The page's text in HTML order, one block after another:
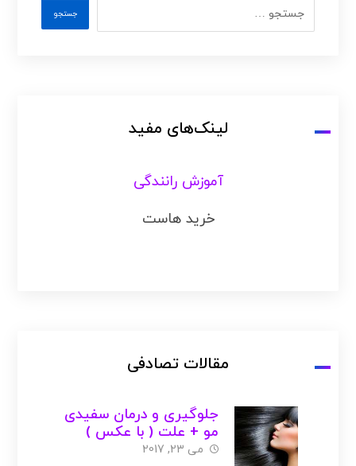
لینک‌های مفید
آموزش رانندگی
خرید هاست
مقالات تصادفی
جلوگیری و درمان سفیدی
مو + علت ( با عکس )
می 23, 2017